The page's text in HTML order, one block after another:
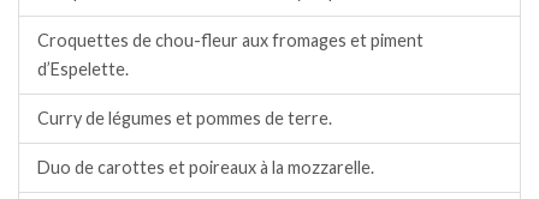
Croquettes de chou-fleur aux fromages et piment
d’Espelette.
Curry de légumes et pommes de terre.
Duo de carottes et poireaux à la mozzarelle.